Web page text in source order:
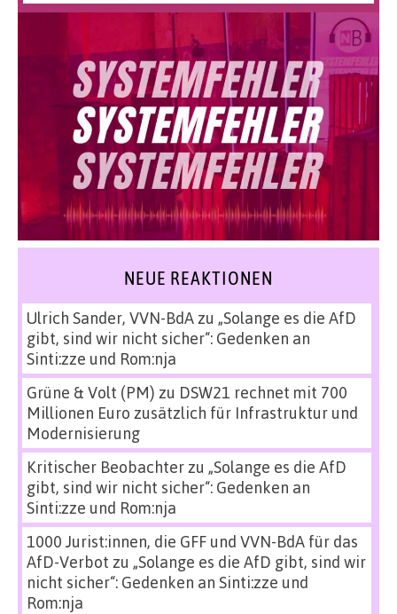
NEUE REAKTIONEN
Ulrich Sander, VVN-BdAzu „Solange es die AfD
gibt, sind wir nicht sicher“: Gedenken an
Sinti:zze und Rom:nja
Grüne & Volt (PM) zu DSW21 rechnet mit 700
Millionen Euro zusätzlich für Infrastruktur und
Modernisierung
Kritischer Beobachterzu „Solange es die AfD
gibt, sind wir nicht sicher“: Gedenken an
Sinti:zze und Rom:nja
1000 Jurist:innen, die GFF und VVN-BdA für das
AfD-Verbot zu „Solange es die AfD gibt, sind wir
nicht sicher“: Gedenken an Sinti:zze und
Rom:nja